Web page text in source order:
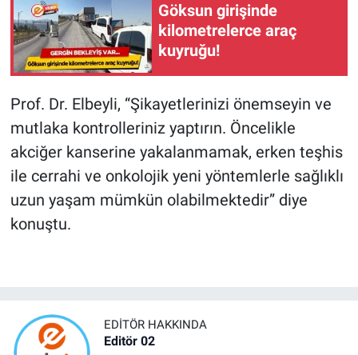
Göksun girişinde
kilometrelerce araç
kuyruğu!
Prof. Dr. Elbeyli, “Şikayetlerinizi önemseyin ve
mutlaka kontrolleriniz yaptırın. Öncelikle
akciğer kanserine yakalanmamak, erken teşhis
ile cerrahi ve onkolojik yeni yöntemlerle sağlıklı
uzun yaşam mümkün olabilmektedir” diye
konuştu.
EDITÖR HAKKINDA
Editör 02